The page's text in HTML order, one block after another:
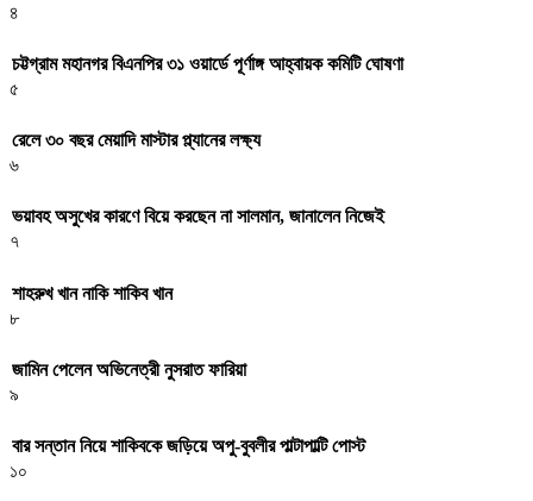
৪
চট্টগ্রাম মহানগর বিএনপির ৩১ ওয়ার্ডে পূর্ণাঙ্গ আহ্বায়ক কমিটি ঘোষণা
৫
রেলে ৩০ বছর মেয়াদি মাস্টার প্ল্যানের লক্ষ্য
৬
ভয়াবহ অসুখের কারণে বিয়ে করছেন না সালমান, জানালেন নিজেই
৭
শাহরুখ খান নাকি শাকিব খান
৮
জামিন পেলেন অভিনেত্রী নুসরাত ফারিয়া
৯
বার সন্তান নিয়ে শাকিবকে জড়িয়ে অপু-বুবলীর পাল্টাপাল্টি পোস্ট
১০